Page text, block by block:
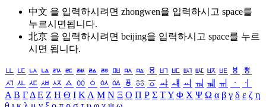
中文 을 입력하시려면 zhongwen을 입력하시고 space를
누르시면됩니다.
北京 을 입력하시려면 beijing을 입력하시고 space를 누르
시면 됩니다.
ㅥ ㅦ ㅧ ㅨ ㅩ ㅪ ㅫ ㅬ ㅭ ㅮ ㅯ ㅰ ㅱ ㅲ ㅳ ㅴ ㅵ ㅶ ㅷ ㅸ
ㅹ
ㅺ ㅻ ㅼ ㅽ ㅾ ㅿ ㆀ ㆁ ㆂ ㆃ ㆄ ㆅ ㆆ ㆇ ㆈ ㆉ ㆊ ㆋ ㆌ ㆍ
ㆎ
Α Β ΓΔ Ε Ζ Η Θ Ι ΚΛ Μ Ν Ξ Ο Π Ρ Σ ΤΥ Φ Χ Ψ Ω α β γ δ ε ζ η